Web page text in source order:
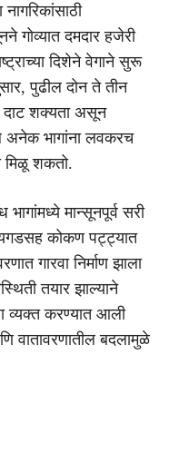
गोव्यात दमदार हजेरी
दिशेने वेगाने सुरू
पुढील दोन ते तीन
दाट शक्यता असून
अनेक भागांना लवकरच
मिळू शकतो.
भागांमध्ये मान्सूनपूर्व सरी
कोकण पट्ट्यात
गारवा निर्माण झाला
तयार झाल्याने
व्यक्त करण्यात आली
बदलामुळे